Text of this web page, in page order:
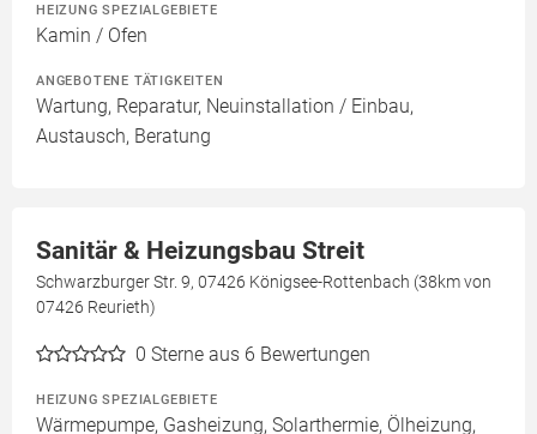
HEIZUNG SPEZIALGEBIETE
Kamin / Ofen
ANGEBOTENE TÄTIGKEITEN
Wartung, Reparatur, Neuinstallation / Einbau,
Austausch, Beratung
Sanitär & Heizungsbau Streit
Schwarzburger Str. 9, 07426 Königsee-Rottenbach (38km von
07426 Reurieth)
0 Sterne aus 6 Bewertungen
HEIZUNG SPEZIALGEBIETE
Wärmepumpe, Gasheizung, Solarthermie, Ölheizung,